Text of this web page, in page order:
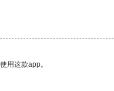
用这款app。